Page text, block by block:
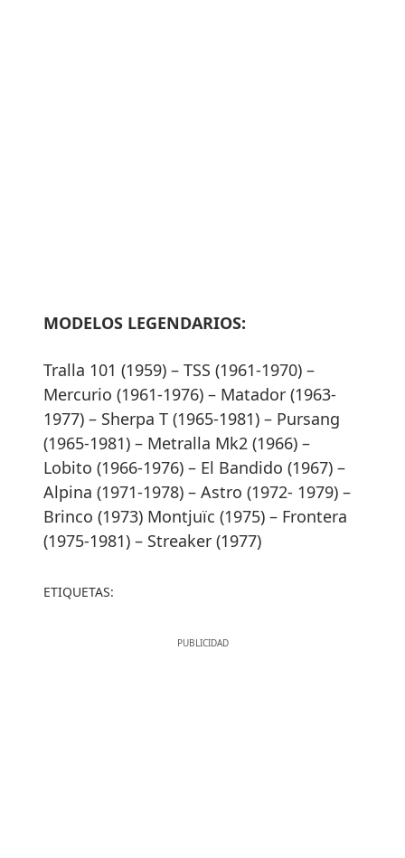
MODELOS LEGENDARIOS:
Tralla 101 (1959) – TSS (1961-1970) –
Mercurio (1961-1976) – Matador (1963-
1977) – Sherpa T (1965-1981) – Pursang
(1965-1981) – Metralla Mk2 (1966) –
Lobito (1966-1976) – El Bandido (1967) –
Alpina (1971-1978) – Astro (1972- 1979) –
Brinco (1973) Montjuïc (1975) – Frontera
(1975-1981) – Streaker (1977)
ETIQUETAS: